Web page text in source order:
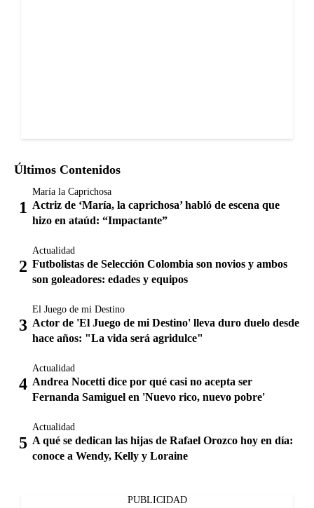
Últimos Contenidos
María la Caprichosa
Actriz de ‘María, la caprichosa’ habló de escena que
hizo en ataúd: “Impactante”
Actualidad
Futbolistas de Selección Colombia son novios y ambos
son goleadores: edades y equipos
El Juego de mi Destino
Actor de 'El Juego de mi Destino' lleva duro duelo desde
hace años: "La vida será agridulce"
Actualidad
Andrea Nocetti dice por qué casi no acepta ser
Fernanda Samiguel en 'Nuevo rico, nuevo pobre'
Actualidad
A qué se dedican las hijas de Rafael Orozco hoy en día:
conoce a Wendy, Kelly y Loraine
PUBLICIDAD